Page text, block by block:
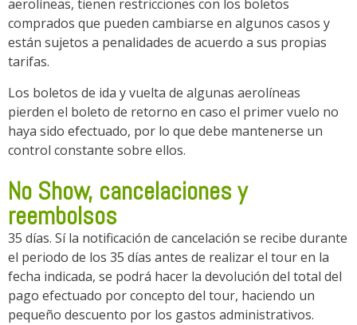
aerolíneas, tienen restricciones con los boletos
comprados que pueden cambiarse en algunos casos y
están sujetos a penalidades de acuerdo a sus propias
tarifas.
Los boletos de ida y vuelta de algunas aerolíneas
pierden el boleto de retorno en caso el primer vuelo no
haya sido efectuado, por lo que debe mantenerse un
control constante sobre ellos.
No Show, cancelaciones y
reembolsos
35 días. Sí la notificación de cancelación se recibe durante
el periodo de los 35 días antes de realizar el tour en la
fecha indicada, se podrá hacer la devolución del total del
pago efectuado por concepto del tour, haciendo un
pequeño descuento por los gastos administrativos.